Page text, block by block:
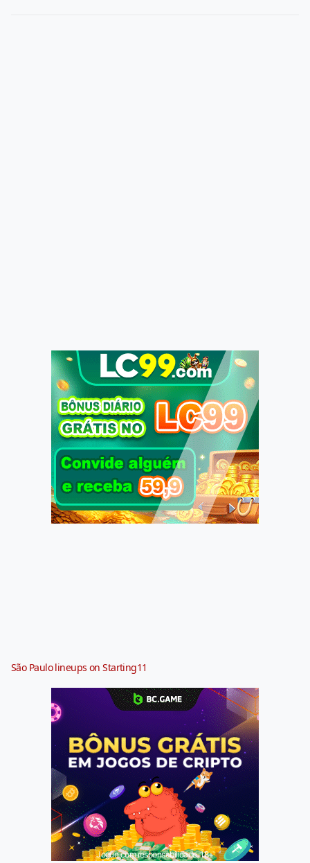
São Paulo lineups on Starting11
Jogue com responsabilidade. 18+